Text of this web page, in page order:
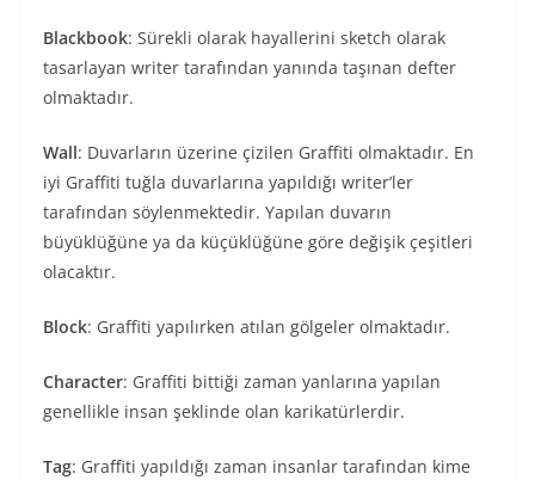
Blackbook: Sürekli olarak hayallerini sketch olarak
tasarlayan writer tarafından yanında taşınan defter
olmaktadır.
Wall: Duvarların üzerine çizilen Graffiti olmaktadır. En
iyi Graffiti tuğla duvarlarına yapıldığı writer’ler
tarafından söylenmektedir. Yapılan duvarın
büyüklüğüne ya da küçüklüğüne göre değişik çeşitleri
olacaktır.
Block: Graffiti yapılırken atılan gölgeler olmaktadır.
Character: Graffiti bittiği zaman yanlarına yapılan
genellikle insan şeklinde olan karikatürlerdir.
Tag: Graffiti yapıldığı zaman insanlar tarafından kime